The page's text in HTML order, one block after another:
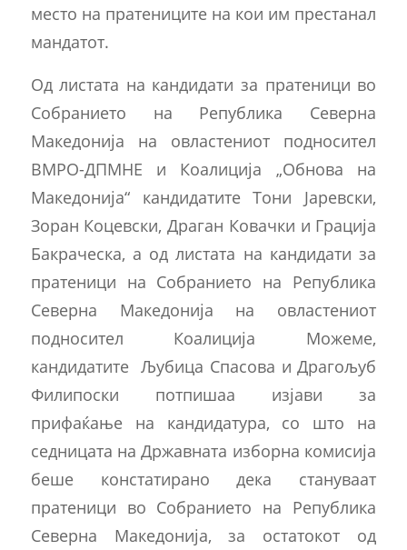
место на пратениците на кои им престанал
мандатот.
Од листата на кандидати за пратеници во
Собранието на Република Северна
Македонија на овластениот подносител
ВМРО-ДПМНЕ и Коалиција „Обнова на
Македонија“ кандидатите Тони Јаревски,
Зоран Коцевски, Драган Ковачки и Грација
Бакраческа, а од листата на кандидати за
пратеници на Собранието на Република
Северна Македонија на овластениот
подносител Коалиција Можеме,
кандидатите Љубица Спасова и Драгољуб
Филипоски потпишаа изјави за
прифаќање на кандидатура, со што на
седницата на Државната изборна комисија
беше констатирано дека стануваат
пратеници во Собранието на Република
Северна Македонија, за остатокот од